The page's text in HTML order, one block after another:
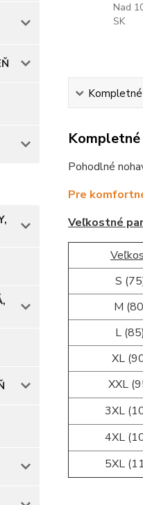
Nad
SK
Pohodlné
Pre
Veľkostné
S
M
L (85)
XL
XXL
3XL
4XL
5XL